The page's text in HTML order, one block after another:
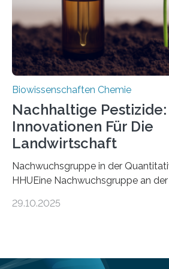
Mückenlarve aus dem Mesozoikum
Biowissenschaften Chemie
Nachhaltige Pestizide:
Innovationen Für Die
Landwirtschaft
Nachwuchsgruppe in der
HHUEine Nachwuchsgruppe an
fünf Jahren erforschen, wie
Insektenblume. Das
29.10.2025